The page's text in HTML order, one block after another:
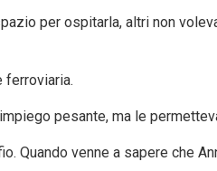
per ospitarla, altri non
ferroviaria.
pesante, ma le
Quando venne a sapere che